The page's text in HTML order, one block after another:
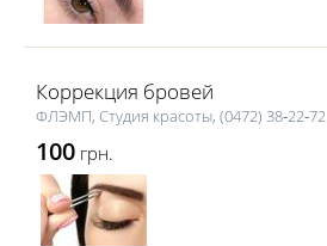
Коррекция бровей
ФЛЭМП, Студия красоты, (0472) 38‑22‑72
100 грн.